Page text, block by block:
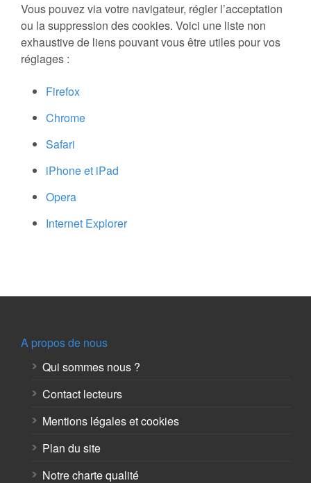
Vous pouvez via votre navigateur, régler l’acceptation
ou la suppression des cookies. Voici une liste non
exhaustive de liens pouvant vous être utiles pour vos
réglages :
Firefox
Chrome
Safari
iPhone et iPad
Opera
Internet Explorer
A propos de nous
Qui sommes nous ?
Contact lecteurs
Mentions légales et cookies
Plan du site
Notre charte qualité